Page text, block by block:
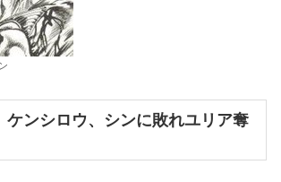
ケンシロウ、シンに敗れユリア奪